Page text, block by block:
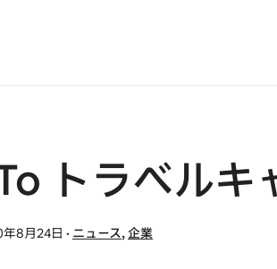
To トラベル
8月24日 · ニュース,企業